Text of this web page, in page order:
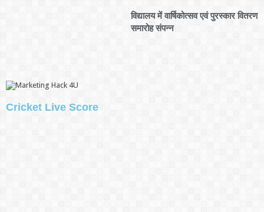
विद्यालय में वार्षिकोत्सव एवं पुरस्कार वितरण
समारोह संपन्न
Cricket Live Score